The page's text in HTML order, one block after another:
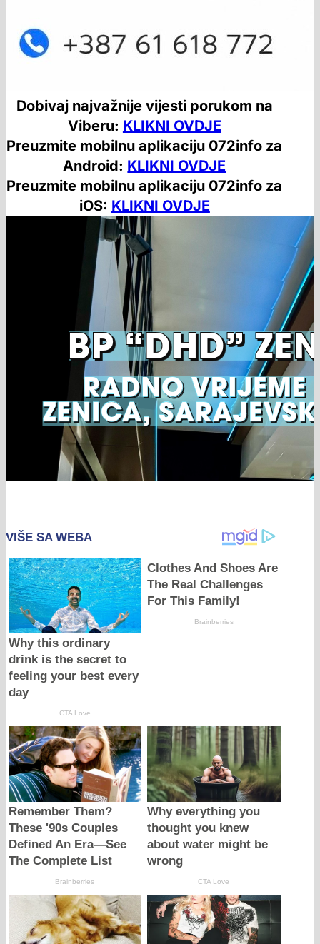
Dobivaj najvažnije vijesti porukom na
Viberu: KLIKNI OVDJE
Preuzmite mobilnu aplikaciju 072info za
Android: KLIKNI OVDJE
Preuzmite mobilnu aplikaciju 072info za
iOS: KLIKNI OVDJE